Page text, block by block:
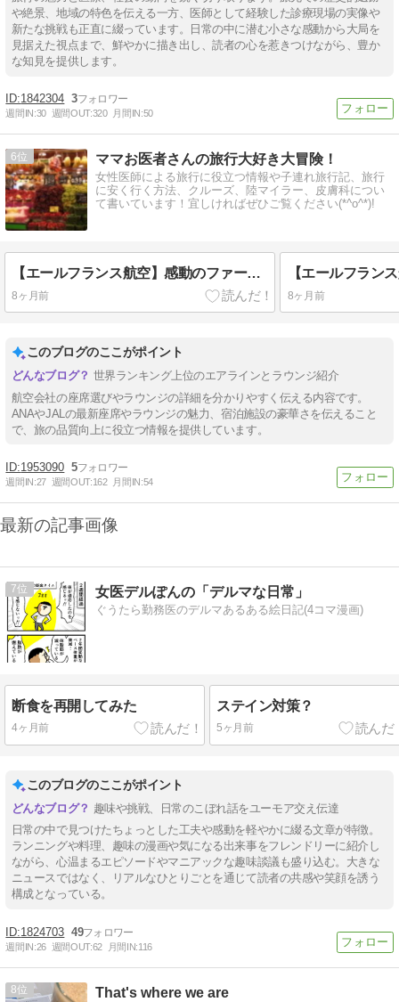
や絶景、地域の特色を伝える一方、医師として経験した診療現場の実像や
新たな挑戦も正直に綴っています。日常の中に潜む小さな感動から大局を
見据えた視点まで、鮮やかに描き出し、読者の心を惹きつけながら、豊か
な知見を提供します。
1842304 3
週間IN:30 週間OUT:320 月間IN:50
6 ママお医者さんの旅行大好き大冒険！
女性医師による旅行に役立つ情報や子連れ旅行記、旅行
に安く行く方法、クルーズ、陸マイラー、皮膚科につい
て書いています！宜しければぜひご覧ください(*^o^*)!
【エールフランス航空】感動のファーストクラス搭乗記！ラプルミエール！機内食の素晴らしい料理、座席、アメニティなど！La-premiereのサービスが凄かった！パリから羽田まで！
8ヶ月前 8ヶ月前
このブログのここがポイント
世界ランキング上位のエアラインとラウンジ紹介
航空会社の座席選びやラウンジの詳細を分かりやすく伝える内容です。
ANAやJALの最新座席やラウンジの魅力、宿泊施設の豪華さを伝えること
で、旅の品質向上に役立つ情報を提供しています。
1953090 5
週間IN:27 週間OUT:162 月間IN:54
最新の記事画像
7 女医デルぽんの「デルマな日常」
ぐうたら勤務医のデルマあるある絵日記(4コマ漫画)
断食を再開してみた
4ヶ月前
ステイン対策？
5ヶ月前
このブログのここがポイント
趣味や挑戦、日常のこぼれ話をユーモア交え伝達
日常の中で見つけたちょっとした工夫や感動を軽やかに綴る文章が特徴。
ランニングや料理、趣味の漫画や気になる出来事をフレンドリーに紹介し
ながら、心温まるエピソードやマニアックな趣味談議も盛り込む。大きな
ニュースではなく、リアルなひとりごとを通じて読者の共感や笑顔を誘う
構成となっている。
1824703 49
週間IN:26 週間OUT:62 月間IN:116
8 That's where we are